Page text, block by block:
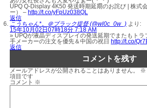
UPQ Q-Display 4K50 発送時期延期のお詫び | 株式
ー） – http://t.co/yFpUz038QL
返信
こうちゃん*。＠ブラック提督 (@wl0c_0w_) より:
15年10月02日07時18分 7:18 AM
» UPQが液晶ディスプレイの発送延期でまたもト
手メーカーの注文を優先＆中国の祝日 http://t.co/
返信
コメントを残す
メールアドレスが公開されることはありません。 ※
項目です
コメント ※